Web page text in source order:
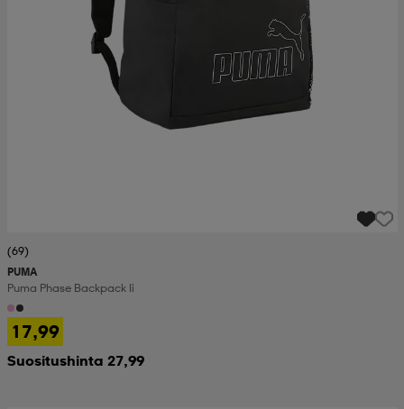
(69)
PUMA
Puma Phase Backpack Ii
17,99
Suositushinta 27,99